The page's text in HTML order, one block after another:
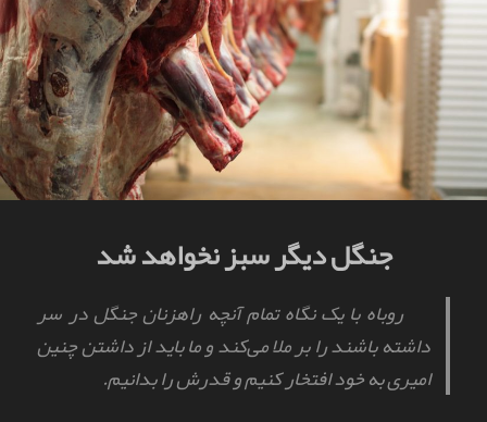
جنگل دیگر سبز نخواهد شد
روباه با یک نگاه تمام آنچه راهزنان جنگل در سر
داشته باشند را بر ملا می‌کند و ما باید از داشتن چنین
امیری به خود افتخار کنیم و قدرش را بدانیم.